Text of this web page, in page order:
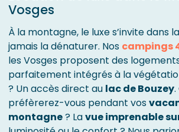
Vosges
À la montagne, le luxe s’invite dans
jamais la dénaturer. Nos campings
les Vosges proposent des
parfaitement intégrés à la
? Un accès direct au lac de Bouzey
préfèrerez-vous pendant vos
montagne? Lavue imprenable